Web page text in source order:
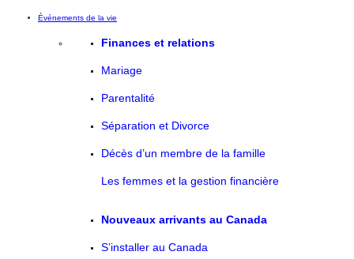
Événements de la vie
Finances et relations
Mariage
Parentalité
Séparation et Divorce
Décès d’un membre de la famille
Les femmes et la gestion financière
Nouveaux arrivants au Canada
S’installer au Canada